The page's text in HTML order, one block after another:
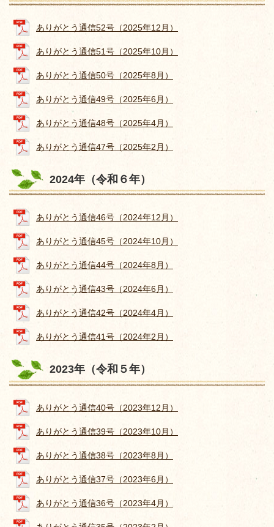
ありがとう通信52号（2025年12月）
ありがとう通信51号（2025年10月）
ありがとう通信50号（2025年8月）
ありがとう通信49号（2025年6月）
ありがとう通信48号（2025年4月）
ありがとう通信47号（2025年2月）
2024年（令和６年）
ありがとう通信46号（2024年12月）
ありがとう通信45号（2024年10月）
ありがとう通信44号（2024年8月）
ありがとう通信43号（2024年6月）
ありがとう通信42号（2024年4月）
ありがとう通信41号（2024年2月）
2023年（令和５年）
ありがとう通信40号（2023年12月）
ありがとう通信39号（2023年10月）
ありがとう通信38号（2023年8月）
ありがとう通信37号（2023年6月）
ありがとう通信36号（2023年4月）